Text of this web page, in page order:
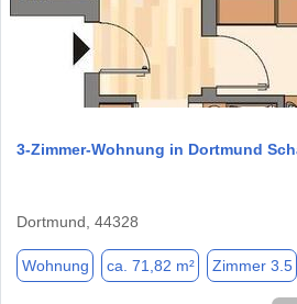
3-Zimmer-Wohnung in Dortmund
Dortmund, 44328
Wohnung ca. 71,82 m² Zimmer 3.5